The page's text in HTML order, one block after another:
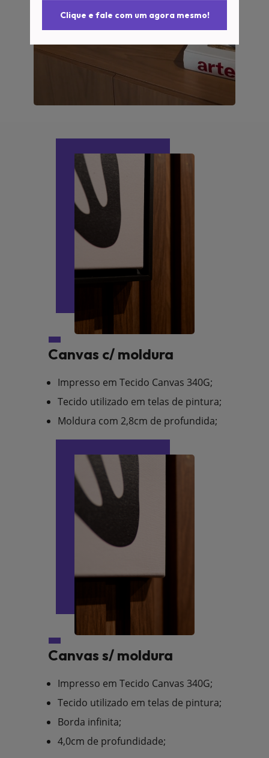
Clique e fale com um agora mesmo!
Canvas c/ moldura
Impresso em Tecido Canvas 340G;
Tecido utilizado em telas de pintura;
Moldura com 2,8cm de profundida;
Canvas s/ moldura
Impresso em Tecido Canvas 340G;
Tecido utilizado em telas de pintura;
Borda infinita;
4,0cm de profundidade;